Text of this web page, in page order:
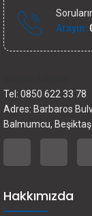
Arayın:
Tel: 0850 622 33 78
Adres: Barbaros
Balmumcu,
Hakkımızda